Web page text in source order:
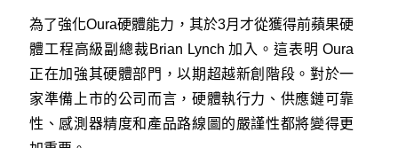
為了強化Oura硬體能力，其於3月才從獲得前蘋果硬
體工程高級副總裁Brian Lynch 加入。這表明 Oura
正在加強其硬體部門，以期超越新創階段。對於一
家準備上市的公司而言，硬體執行力、供應鏈可靠
性、感測器精度和產品路線圖的嚴謹性都將變得更